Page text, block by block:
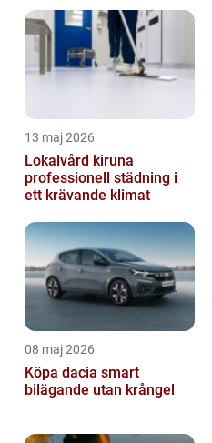
13 maj 2026
Lokalvård kiruna
professionell städning i
ett krävande klimat
08 maj 2026
Köpa dacia smart
bilägande utan krångel